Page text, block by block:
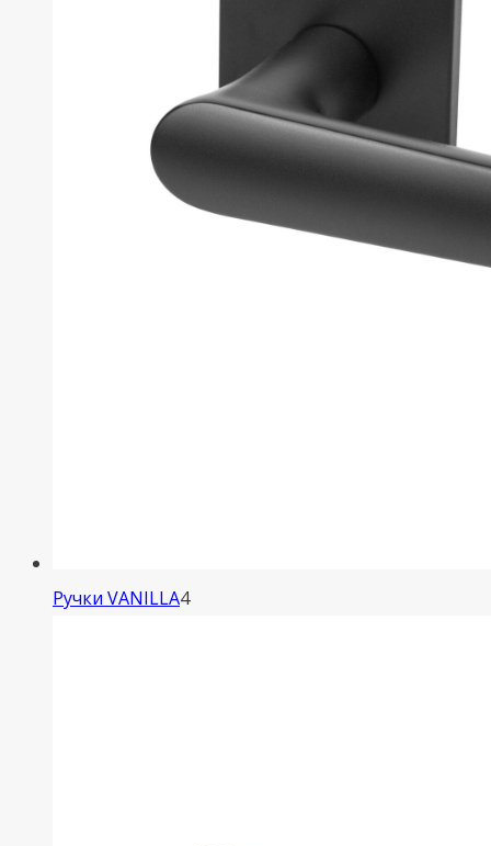
Ручки VANILLA44